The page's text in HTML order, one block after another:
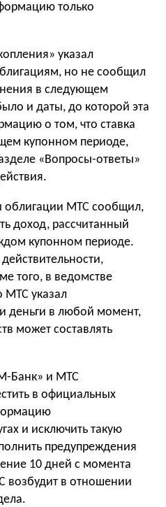
только
указал
но не сообщил
в следующем
и даты, до которой эта
о том, что ставка
купонном периоде,
«Вопросы-ответы»
облигации МТС сообщил,
доход, рассчитанный
купонном периоде.
того, в ведомстве
МТС указал
деньги в любой момент,
может составлять
Банк» и МТС
в официальных
и исключить такую
предупреждения
10 дней с момента
возбудит в отношении